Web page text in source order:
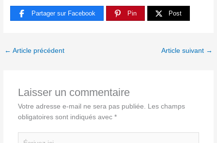
Partager sur Facebook Pin Post
← Article précédent Article suivant →
Laisser un commentaire
Votre adresse e-mail ne sera pas publiée.
Les champs
obligatoires sont indiqués avec *